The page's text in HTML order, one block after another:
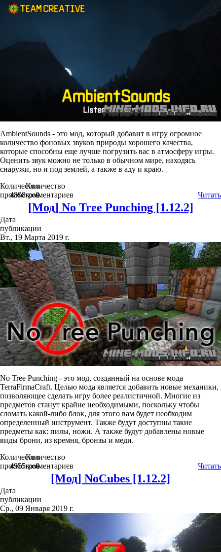
AmbientSounds - это мод, который добавит в игру огромное
количество фоновых звуков природы хорошего качества,
которые способны еще лучше погрузить вас в атмосферу игры.
Оценить звук можно не только в обычном мире, находясь
снаружи, но и под землей, а также в аду и краю.
Количество
просмотров
4898
Количество
комментариев
0 Читать
[Мод] No Tree Punching [1.12.2]
Дата
публикации
Вт., 19 Марта 2019 г.
No Tree Punching - это мод, созданный на основе мода
TerraFirmaCraft. Целью мода является добавить новые механики,
позволяющее сделать игру более реалистичной. Многие из
предметов станут крайне необходимыми, поскольку чтобы
сломать какой-либо блок, для этого вам будет необходим
определенный инструмент. Также будут доступны такие
предметы как: пилы, ножи. А также будут добавлены новые
виды брони, из кремня, бронзы и меди.
Количество
просмотров
4955
Количество
комментариев
0 Читать
[Мод] NoCubes [1.12.2]
Дата
публикации
Ср., 09 Января 2019 г.